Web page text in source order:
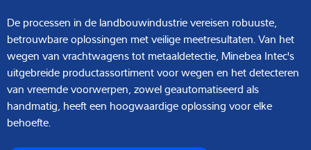
De processen in de landbouwindustrie vereisen robuuste,
betrouwbare oplossingen met veilige meetresultaten. Van het
wegen van vrachtwagens tot metaaldetectie, Minebea Intec's
uitgebreide productassortiment voor wegen en het detecteren
van vreemde voorwerpen, zowel geautomatiseerd als
handmatig, heeft een hoogwaardige oplossing voor elke
behoefte.